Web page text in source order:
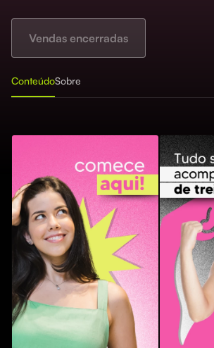
Vendas encerradas
ConteúdoSobre